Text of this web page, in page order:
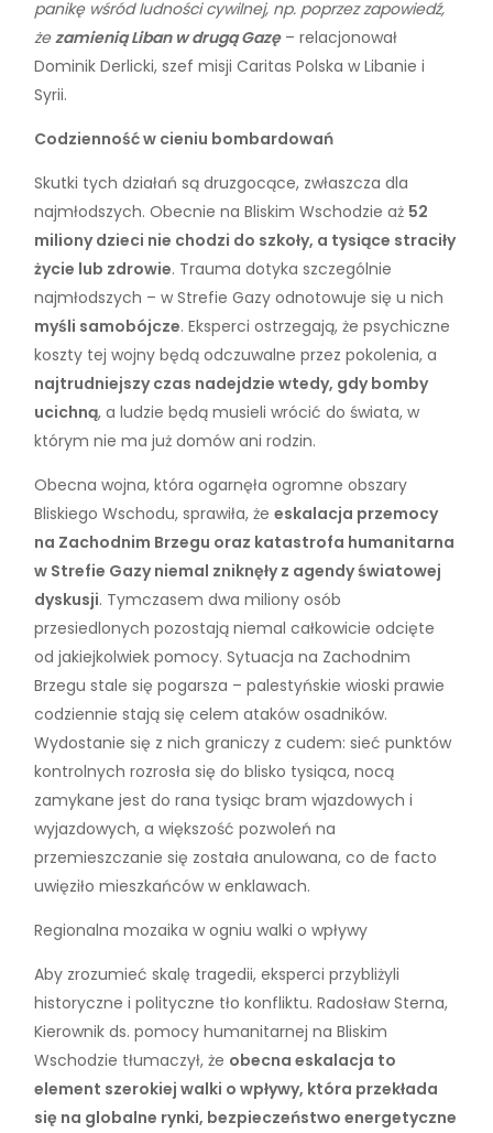
panikę wśród ludności cywilnej, np. poprzez zapowiedź,
żezamienią Liban w drugą Gazę– relacjonował
Dominik Derlicki, szef misji Caritas Polska w Libanie i
Syrii.
Codzienność w cieniu bombardowań
Skutki tych działań są druzgocące, zwłaszcza dla
najmłodszych. Obecnie na Bliskim Wschodzie aż 52
miliony dzieci nie chodzi do szkoły, a tysiące straciły
życie lub zdrowie. Trauma dotyka szczególnie
najmłodszych – w Strefie Gazy odnotowuje się u nich
myśli samobójcze. Eksperci ostrzegają, że psychiczne
koszty tej wojny będą odczuwalne przez pokolenia, a
najtrudniejszy czas nadejdzie wtedy, gdy bomby
ucichną, a ludzie będą musieli wrócić do świata, w
którym nie ma już domów ani rodzin.
Obecna wojna, która ogarnęła ogromne obszary
Bliskiego Wschodu, sprawiła, żeeskalacja przemocy
na Zachodnim Brzegu oraz katastrofa humanitarna
w Strefie Gazy niemal zniknęły z agendy światowej
dyskusji. Tymczasem dwa miliony osób
przesiedlonych pozostają niemal całkowicie odcięte
od jakiejkolwiek pomocy. Sytuacja na Zachodnim
Brzegu stale się pogarsza – palestyńskie wioski prawie
codziennie stają się celem ataków osadników.
Wydostanie się z nich graniczy z cudem: sieć punktów
kontrolnych rozrosła się do blisko tysiąca, nocą
zamykane jest do rana tysiąc bram wjazdowych i
wyjazdowych, a większość pozwoleń na
przemieszczanie się została anulowana, co de facto
uwięziło mieszkańców w enklawach.
Regionalna mozaika w ogniu walki o wpływy
Aby zrozumieć skalę tragedii, eksperci przybliżyli
historyczne i polityczne tło konfliktu. Radosław Sterna,
Kierownik ds. pomocy humanitarnej na Bliskim
Wschodzie tłumaczył, że obecna eskalacja to
element szerokiej walki o wpływy, która przekłada
się na globalne rynki, bezpieczeństwo energetyczne